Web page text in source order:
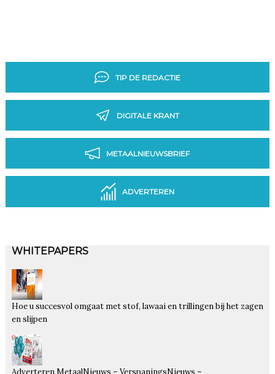
TIP DE REDACTIE
DIGITALE KRANT
METAALNIEUWSBRIEF
ADVERTEREN
WHITEPAPERS
Hoe u succesvol omgaat met stof, lawaai en trillingen bij het zagen
en slijpen
Adverteren MetaalNieuws – VerspaningsNieuws –